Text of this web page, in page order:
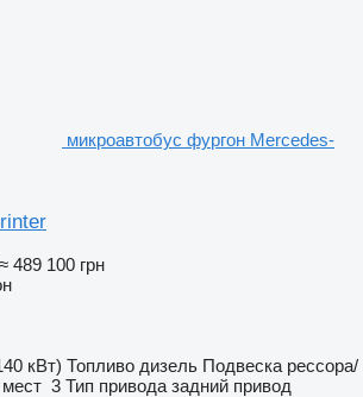
микроавтобус фургон Mercedes-
≈ 489 100 грн
кВт) Топливо дизель Подвеска рессора/
3 Тип привода задний привод